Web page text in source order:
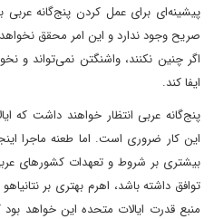
پیشینه‌ای برای عمل کردن پنج‌گانه
صریح وجود ندارد و این امر محقق
اگر چنین نکنند، واشنگتن نمی‌تواند و
ایفا کند.
پنج‌گانه عربی انتظار خواهند داشت که
این کار ضروری است. اما طعنه ماجرا
بیشتری بر شروط و تعهدات کشورهای
توافق داشته باشد، اهرم بهتری بر
منبع قدرت ایالات متحده این خواهد بود